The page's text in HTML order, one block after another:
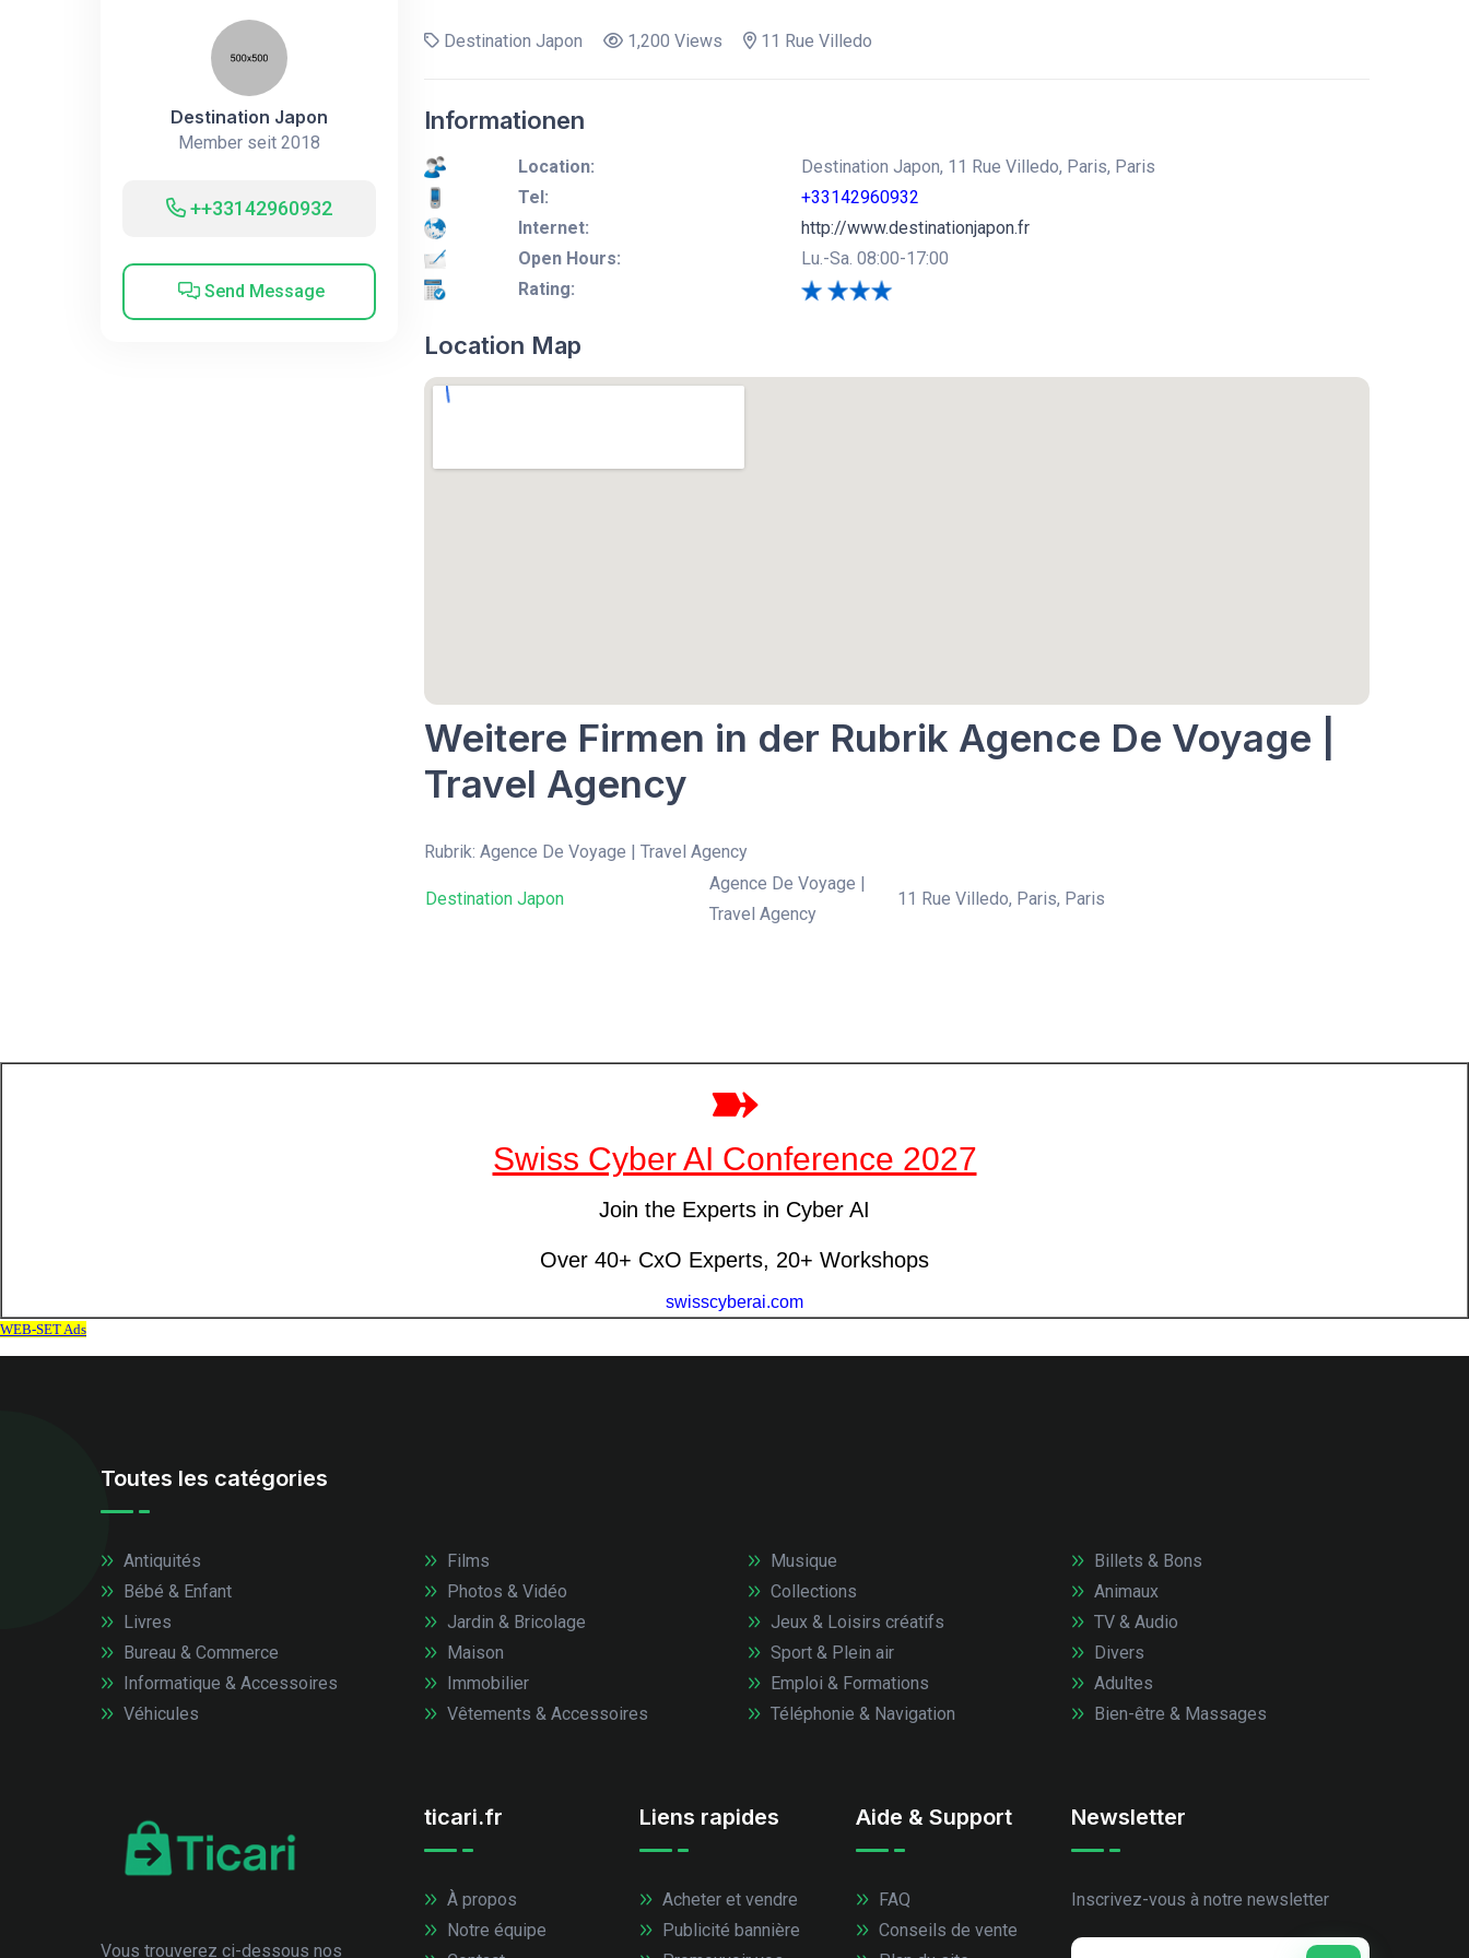
Destination Japon
Member seit 2018
++33142960932
Send Message
Destination Japon 1,200 Views 11 Rue Villedo
Informationen
Location:
Destination Japon, 11 Rue Villedo, Paris, Paris
Tel:
+33142960932
Internet:
http://www.destinationjapon.fr
Open Hours:
Lu.-Sa. 08:00-17:00
Rating:
Location Map
Weitere Firmen in der Rubrik Agence De Voyage |
Travel Agency
Rubrik: Agence De Voyage | Travel Agency
Destination Japon
Agence De Voyage |
Travel Agency
11 Rue Villedo, Paris, Paris
Toutes les catégories
Antiquités
Bébé & Enfant
Livres
Bureau & Commerce
Informatique & Accessoires
Véhicules
Films
Photos & Vidéo
Jardin & Bricolage
Maison
Immobilier
Vêtements & Accessoires
Musique
Collections
Jeux & Loisirs créatifs
Sport & Plein air
Emploi & Formations
Téléphonie & Navigation
Billets & Bons
Animaux
TV & Audio
Divers
Adultes
Bien-être & Massages
Vous trouverez ci-dessous nos
ticari.fr
À propos
Notre équipe
Liens rapides
Acheter et vendre
Publicité bannière
Aide & Support
FAQ
Conseils de vente
Newsletter
Inscrivez-vous à notre newsletter